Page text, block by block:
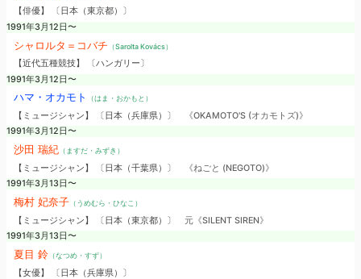
【俳優】 〔日本（東京都）〕
1991年3月12日〜
シャロルタ＝コバチ （Sarolta Kovács）
【近代五種競技】 〔ハンガリー〕
1991年3月12日〜
ハマ・オカモト （はま・おかもと）
【ミュージシャン】 〔日本（兵庫県）〕
《OKAMOTO'S (オカモトズ)》
1991年3月12日〜
沙田 瑞紀（ますだ・みずき）
【ミュージシャン】 〔日本（千葉県）〕
《ねごと (NEGOTO)》
1991年3月13日〜
梅村 妃奈子（うめむら・ひなこ）
【ミュージシャン】 〔日本（東京都）〕 元《SILENT SIREN》
1991年3月13日〜
夏目 鈴（なつめ・すず）
【女優】 〔日本（兵庫県）〕